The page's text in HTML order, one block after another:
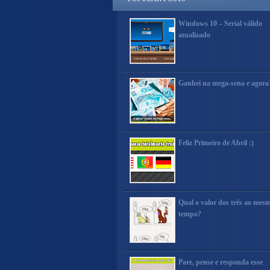
Windows 10 – Serial válido
atualizado
Ganhei na mega-sena e
Feliz Primeiro de Abril :)
Qual o valor dos três ao
tempo?
Pare, pense e responda esse